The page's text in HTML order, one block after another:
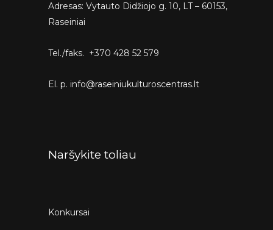
Adresas: Vytauto Didžiojo g. 10, LT – 60153,
Raseiniai
Tel./faks. +370 428 52 579
El. p. info@raseiniukulturoscentras.lt
Naršykite toliau
Konkursai